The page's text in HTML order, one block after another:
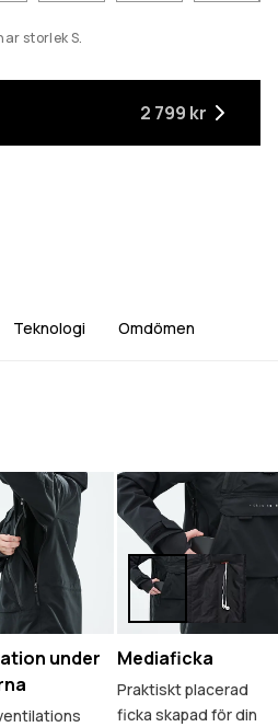
storlek S.
2 799 kr
Teknologi Omdömen
under
Mediaficka
Praktiskt placerad
ficka skapad för din